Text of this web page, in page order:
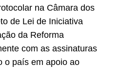
na Câmara dos
de Lei de Iniciativa
da Reforma
com as assinaturas
o país em apoio ao